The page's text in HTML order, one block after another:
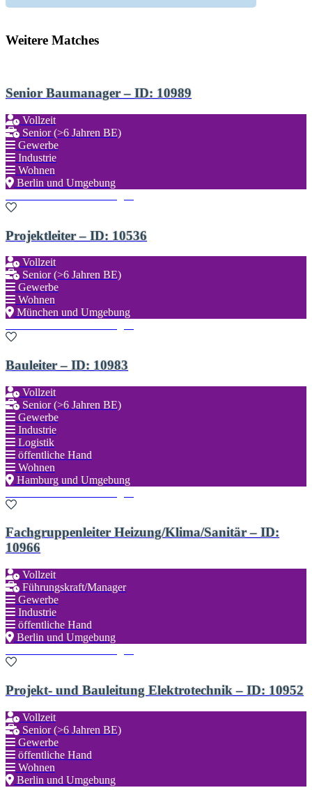
Weitere Matches
Senior Baumanager – ID: 10989
Vollzeit
Senior (>6 Jahren BE)
Gewerbe
Industrie
Wohnen
Berlin und Umgebung
Projektleiter – ID: 10536
Vollzeit
Senior (>6 Jahren BE)
Gewerbe
Wohnen
München und Umgebung
Bauleiter – ID: 10983
Vollzeit
Senior (>6 Jahren BE)
Gewerbe
Industrie
Logistik
öffentliche Hand
Wohnen
Hamburg und Umgebung
Fachgruppenleiter Heizung/Klima/Sanitär – ID:
10966
Vollzeit
Führungskraft/Manager
Gewerbe
Industrie
öffentliche Hand
Berlin und Umgebung
Projekt- und Bauleitung Elektrotechnik – ID: 10952
Vollzeit
Senior (>6 Jahren BE)
Gewerbe
öffentliche Hand
Wohnen
Berlin und Umgebung